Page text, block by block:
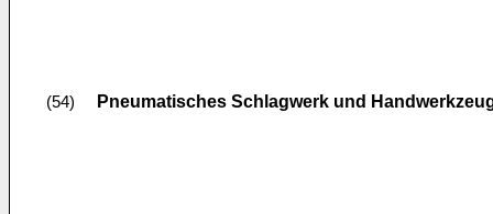
(54) Pneumatisches Schlagwerk und